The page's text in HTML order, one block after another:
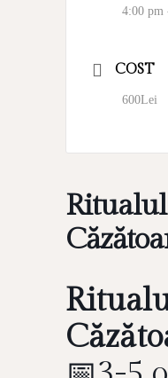
4:00 pm
COST
600Lei